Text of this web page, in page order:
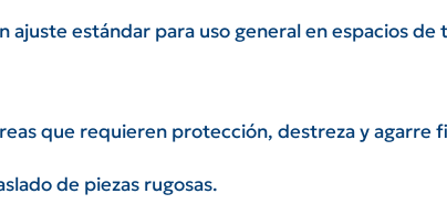
ajuste estándar para uso general en espacios de
que requieren protección, destreza y agarre
de piezas rugosas.